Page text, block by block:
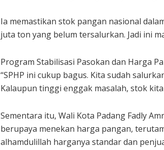
Ia memastikan stok pangan nasional
juta ton yang belum tersalurkan. Jadi ini
Program Stabilisasi Pasokan dan Harga
“SPHP ini cukup bagus. Kita sudah
Kalaupun tinggi enggak masalah, stok
Sementara itu, Wali Kota Padang Fadly
berupaya menekan harga pangan,
alhamdulillah harganya standar dan